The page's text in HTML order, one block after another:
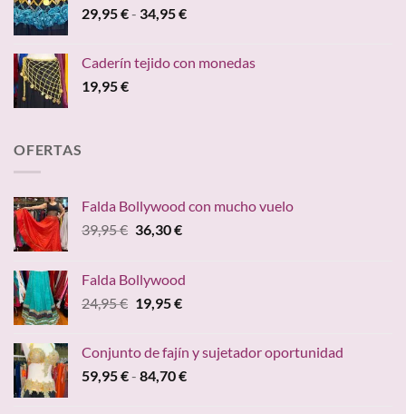
29,95€- 34,95€Rango
desde
Caderín tejido con monedas
19,95€
OFERTAS
Falda Bollywood con mucho vuelo
39,95€ El
era:
39,95 €.
36,30€El
es:
36,30 €.
Falda Bollywood
24,95€ El
era:
24,95 €.
19,95€El
es:
19,95 €.
Conjunto de fajín y sujetador oportunidad
59,95€- 84,70€Rango